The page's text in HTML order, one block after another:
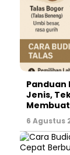
Panduan
Jenis,
6 Agustus